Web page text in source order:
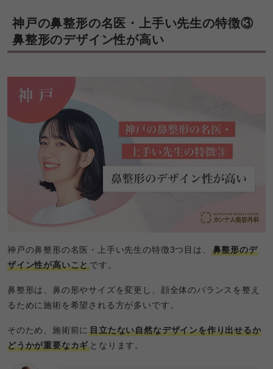
神戸の鼻整形の名医・上手い先生の特徴③
鼻整形のデザイン性が高い
神戸の鼻整形の名医・上手い先生の特徴3つ目は、
鼻整形のデ
ザイン性が高いことです。
鼻整形は、鼻の形やサイズを変更し、顔全体のバランスを整え
るために施術を希望される方が多いです。
そのため、施術前に目立たない自然なデザインを作り出せるか
どうかが重要なカギ となります。